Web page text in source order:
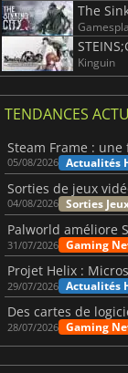
The
Kinguin
TENDANCES
05/08/2026 Actualités
04/08/2026 Sorties
Palworld améliore
31/07/2026 Gaming
Projet Helix :
29/07/2026 Actualités
28/07/2026 Gaming